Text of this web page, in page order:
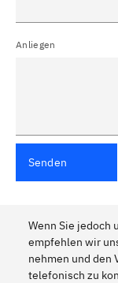
Anliegen
Senden
Wenn Sie jedoch
empfehlen wir
nehmen und den
telefonisch zu